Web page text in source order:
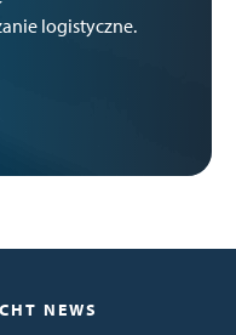
logistyczne.
NEWS